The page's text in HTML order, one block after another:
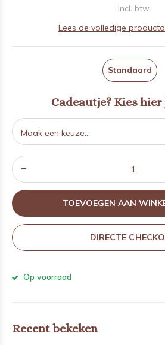
Incl. btw
Lees de volledige
Standaard
Cadeautje? Kies hier
TOEVOEGEN AAN
DIRECTE
Op voorraad
Recent bekeken